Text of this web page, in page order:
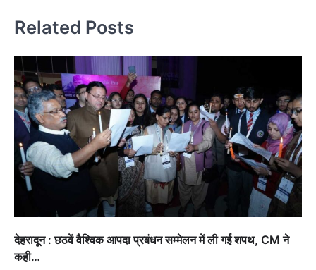
Related Posts
देहरादून : छठवें वैश्विक आपदा प्रबंधन सम्मेलन में ली गई शपथ, CM ने
कही…